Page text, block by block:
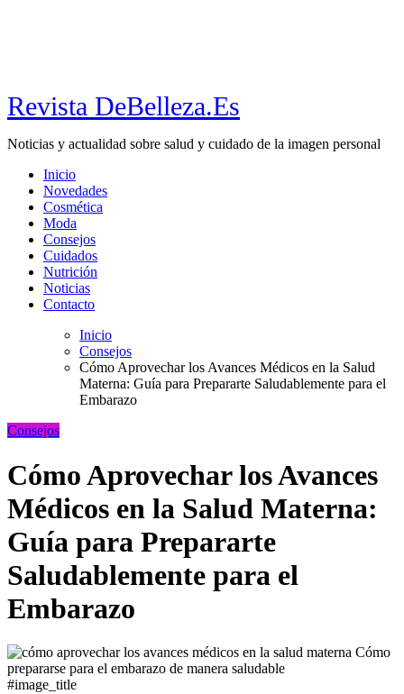
Revista DeBelleza.Es
Noticias y actualidad sobre salud y cuidado de la imagen personal
Inicio
Novedades
Cosmética
Moda
Consejos
Cuidados
Nutrición
Noticias
Contacto
Inicio
Consejos
Cómo Aprovechar los Avances Médicos en la Salud
Materna: Guía para Prepararte Saludablemente para el
Embarazo
Consejos
Cómo Aprovechar los Avances
Médicos en la Salud Materna:
Guía para Prepararte
Saludablemente para el
Embarazo
#image_title